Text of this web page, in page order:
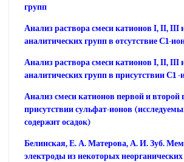
групп
Анализ раствора смеси катионов I, II, III
аналитических групп в отсутствие С1-
Анализ раствора смеси катионов I, II, III
аналитических групп в присутствии С1 -
Анализ смеси катионов первой и второй
присутствии сульфат-ионов
содержит осадок)
Белинская, Е. А. Матерова, А. И. Зуб.
электроды из некоторых